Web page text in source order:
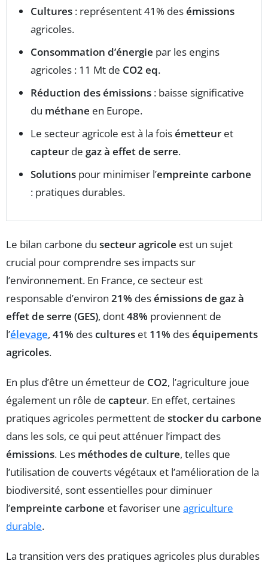
Cultures : représentent 41% desémissions
agricoles.
Consommation d’énergie par les engins
agricoles : 11 Mt de CO2 eq.
Réduction des émissions : baisse significative
du méthane en Europe.
Le secteur agricole est à la foisémetteur et
capteur de gaz à effet de serre.
Solutions pour minimiser l’empreinte carbone
: pratiques durables.
Le bilan carbone du secteur agricole est un sujet
crucial pour comprendre ses impacts sur
l’environnement. En France, ce secteur est
responsable d’environ 21% desémissions de gaz à
effet de serre (GES), dont48% proviennent de
l’élevage, 41% descultures et 11% deséquipements
agricoles.
En plus d’être un émetteur de CO2, l’agriculture joue
également un rôle de capteur. En effet, certaines
pratiques agricoles permettent de stocker du carbone
dans les sols, ce qui peut atténuer l’impact des
émissions. Les méthodes de culture, telles que
l’utilisation de couverts végétaux et l’amélioration de la
biodiversité, sont essentielles pour diminuer
l’empreinte carbone et favoriser une agriculture
durable.
La transition vers des pratiques agricoles plus durables